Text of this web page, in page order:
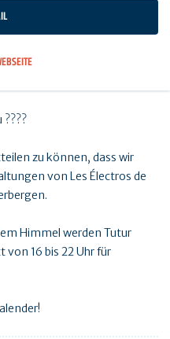
zu können, dass wir
von Les Électros de
Himmel werden Tutur
von 16 bis 22 Uhr für